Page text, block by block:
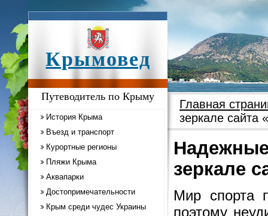
Крымовед
Путеводитель по Крыму
История Крыма
Въезд и транспорт
Курортные регионы
Пляжи Крыма
Аквапарки
Достопримечательности
Крым среди чудес Украины
Главная
зеркале сайта
зеркале
Мир спорта
поэтому